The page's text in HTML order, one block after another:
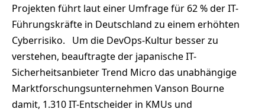
Projekten führt laut einer Umfrage für 62 % der IT-
Führungskräfte in Deutschland zu einem erhöhten
Cyberrisiko. Um die DevOps-Kultur besser zu
verstehen, beauftragte der japanische IT-
Sicherheitsanbieter Trend Micro das unabhängige
Marktforschungsunternehmen Vanson Bourne
damit, 1.310 IT-Entscheider in KMUs und